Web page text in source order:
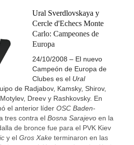
Ural Sverdlovskaya y
Cercle d'Echecs Monte
Carlo: Campeones de
Europa
24/10/2008 – El nuevo
Campeón de Europa de
Clubes es el Ural
de Radjabov, Kamsky, Shirov,
Dreev y Rashkovsky. En
el anterior líder OSC Baden-
tres contra el Bosna Sarajevo en la
de bronce fue para el PVK Kiev
y el Gros Xake terminaron en las